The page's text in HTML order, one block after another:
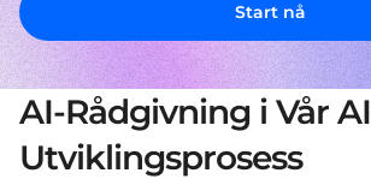
Start nå
AI-Rådgivning i Vår
Utviklingsprosess